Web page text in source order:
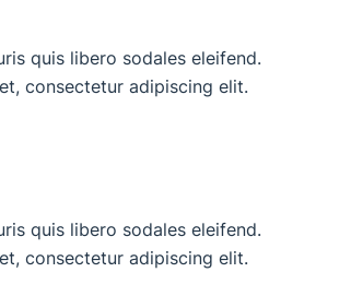
quis libero sodales eleifend.
consectetur adipiscing elit.
quis libero sodales eleifend.
consectetur adipiscing elit.